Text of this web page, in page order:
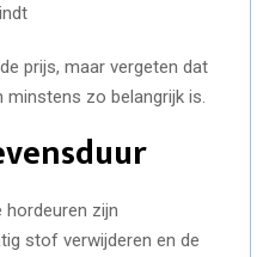
prijs, maar vergeten dat
zo belangrijk is.
hordeuren zijn
stof verwijderen en de